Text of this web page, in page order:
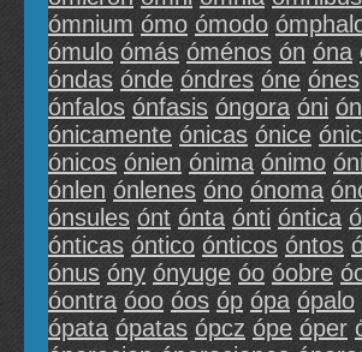
ómnium ómo ómodo
ómulo ómás óménos ón óna
óndas ónde óndres óne ónes
ónfalos ónfasis óngora óni
ónicamente ónicas ónice
ónicos ónien ónima ónimo
ónlen ónlenes óno ónoma
ónsules ónt ónta ónti óntica
ónticas óntico ónticos óntos
ónus óny ónyuge óo óobre
óontra óoo óos óp ópa ópalo
ópata ópatas ópcz ópe óper